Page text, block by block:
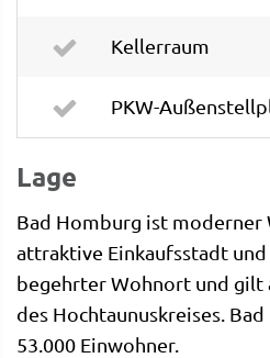
Kellerraum
PKW-
Lage
Bad Homburg ist moderner
attraktive Einkaufsstadt
begehrter Wohnort und gilt
des Hochtaunuskreises.
53.000 Einwohner.